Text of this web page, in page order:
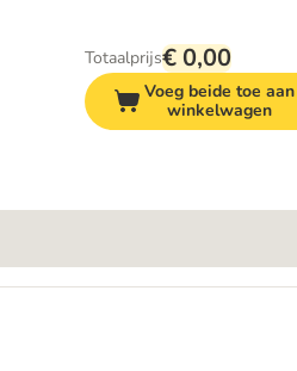
Totaalprijs€ 0,00
Voeg beide toe aan
winkelwagen